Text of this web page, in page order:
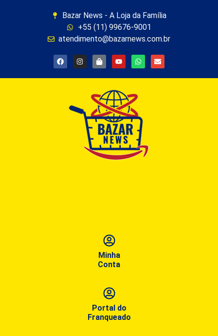
Bazar News - A Loja da Família
+55 (11) 99676-9001
atendimento@bazarnews.com.br
Minha
Conta
Portal do
Franqueado